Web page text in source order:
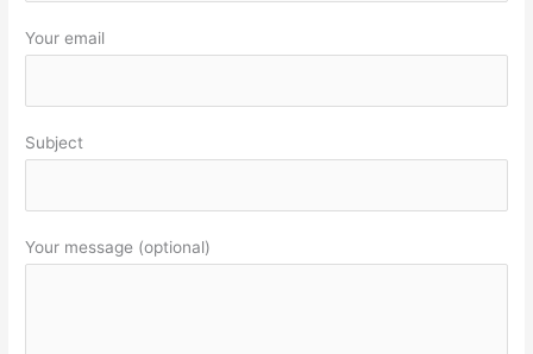
Your email
Subject
Your message (optional)